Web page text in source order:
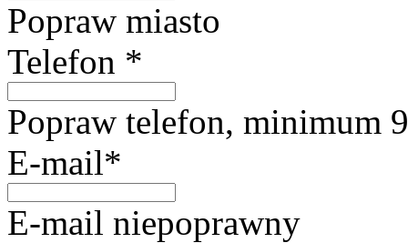
Popraw miasto
Telefon *
Popraw telefon, minimum
E-mail*
E-mail niepoprawny